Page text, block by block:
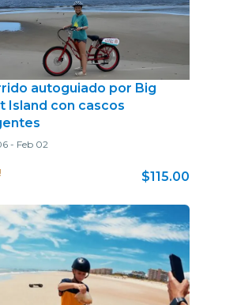
autoguiado por Big
Island con cascos
- Feb 02
$115.00